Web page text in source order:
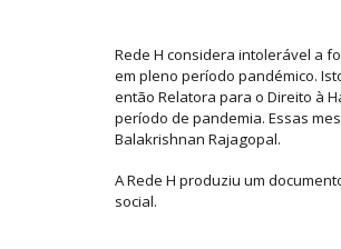
Rede H considera intolerável a
em pleno período pandémico.
então Relatora para o Direito à
período de pandemia. Essas
Balakrishnan Rajagopal.
A Rede H produziu um
social.